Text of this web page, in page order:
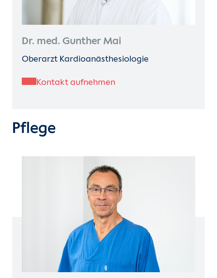
Dr. med. Gunther Mai
Oberarzt Kardioanästhesiologie
Kontakt aufnehmen
Pflege